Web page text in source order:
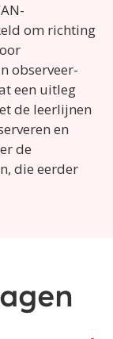
om richting
observeer-
een uitleg
de leerlijnen
en
de
die eerder